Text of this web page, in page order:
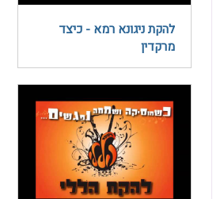
להקת ניגונא רמא - כיצד
מרקדין